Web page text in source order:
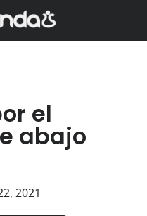
el
abajo
2021